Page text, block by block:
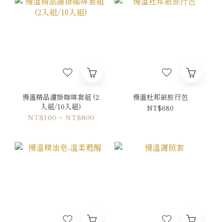
慢溫精品濾掛咖啡套組 (2
入組/10入組)
NT$160 ~ NT$800
慢溫杜邦紙旅行包
NT$680